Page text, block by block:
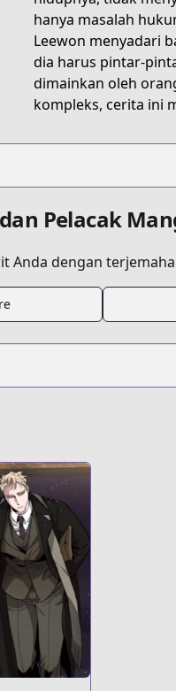
hanya masalah
Leewon menyadari
dia harus pintar-
dimainkan oleh
kompleks, cerita ini
Pelacak
Anda dengan